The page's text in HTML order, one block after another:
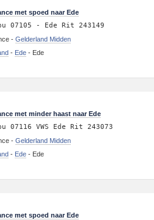
met spoed naar Ede
07105 - Ede Rit 243149
-Gelderland Midden
- Ede - Ede
met minder haast naar Ede
07116 VWS Ede Rit 243073
-Gelderland Midden
- Ede - Ede
met spoed naar Ede